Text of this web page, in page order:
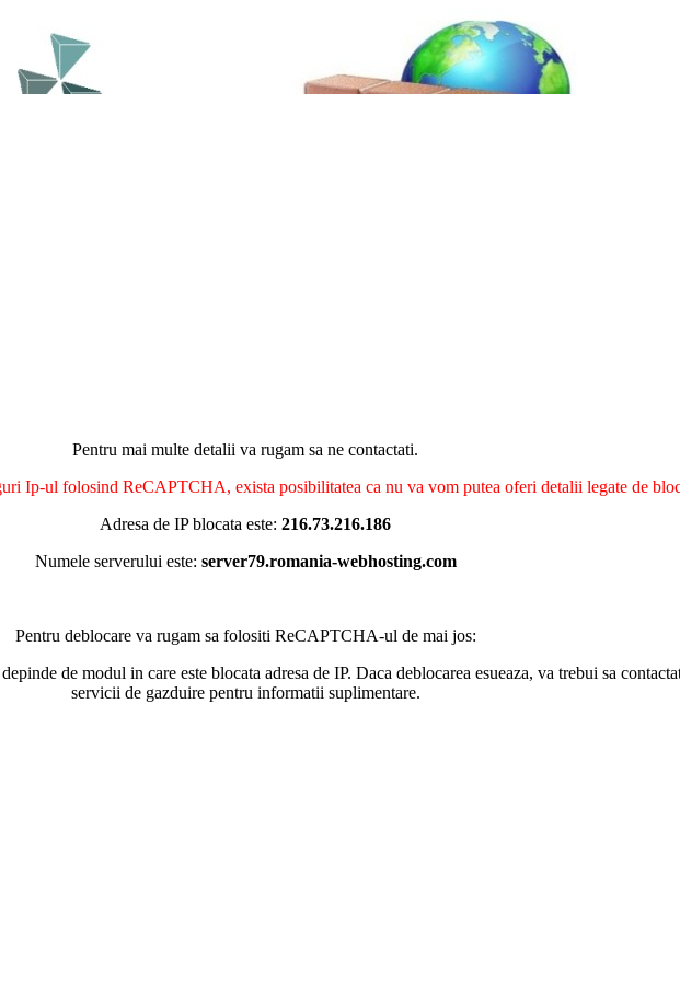
Pentru mai multe detalii va rugam sa ne contactati.
Ip-ul folosind ReCAPTCHA, exista posibilitatea ca nu va vom putea oferi detalii legate de
Adresa de IP blocata este: 216.73.216.186
Numele serverului este: server79.romania-webhosting.com
Pentru deblocare va rugam sa folositi ReCAPTCHA-ul de mai jos:
de modul in care este blocata adresa de IP. Daca deblocarea esueaza, va trebui sa
servicii de gazduire pentru informatii suplimentare.